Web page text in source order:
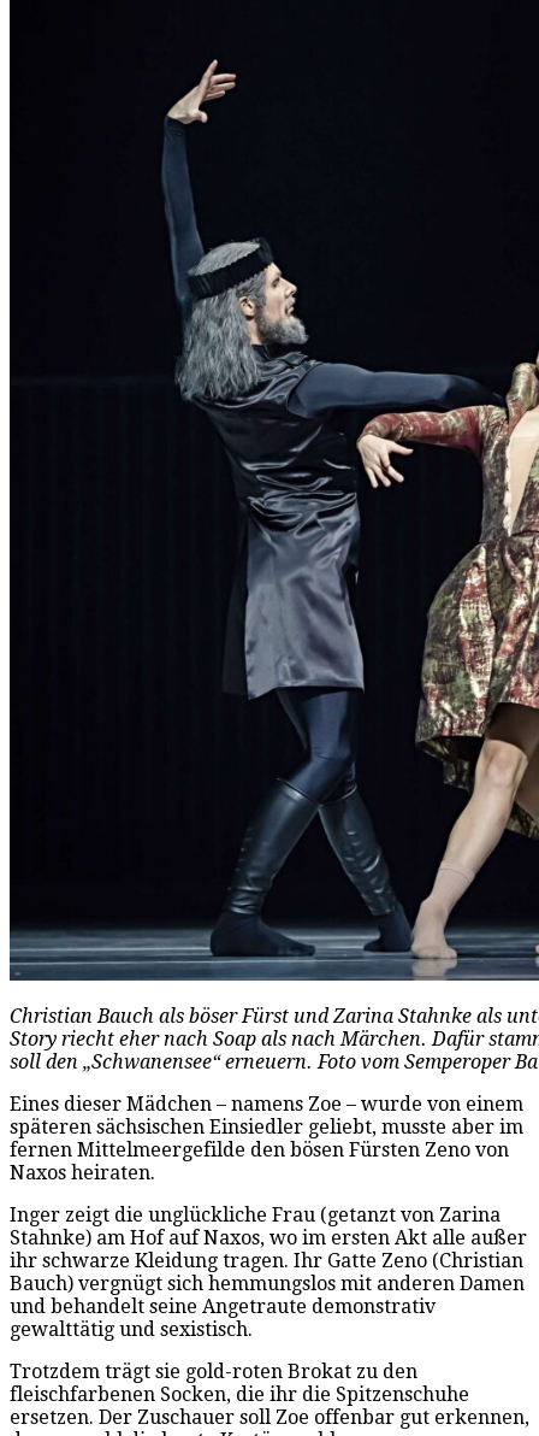
Christian Bauch als böser Fürst und Zarina Stahnke als
Story riecht eher nach Soap als nach Märchen. Dafür
soll den „Schwanensee“ erneuern. Foto vom Semperoper
Eines dieser Mädchen – namens Zoe – wurde von einem
späteren sächsischen Einsiedler geliebt, musste aber im
fernen Mittelmeergefilde den bösen Fürsten Zeno von
Naxos heiraten.
Inger zeigt die unglückliche Frau (getanzt von Zarina
Stahnke) am Hof auf Naxos, wo im ersten Akt alle außer
ihr schwarze Kleidung tragen. Ihr Gatte Zeno (Christian
Bauch) vergnügt sich hemmungslos mit anderen Damen
und behandelt seine Angetraute demonstrativ
gewalttätig und sexistisch.
Trotzdem trägt sie gold-roten Brokat zu den
fleischfarbenen Socken, die ihr die Spitzenschuhe
ersetzen. Der Zuschauer soll Zoe offenbar gut erkennen,